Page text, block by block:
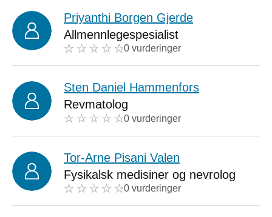
Priyanthi Borgen Gjerde
Allmennlegespesialist
0 vurderinger
Sten Daniel Hammenfors
Revmatolog
0 vurderinger
Tor-Arne Pisani Valen
Fysikalsk medisiner og nevrolog
0 vurderinger